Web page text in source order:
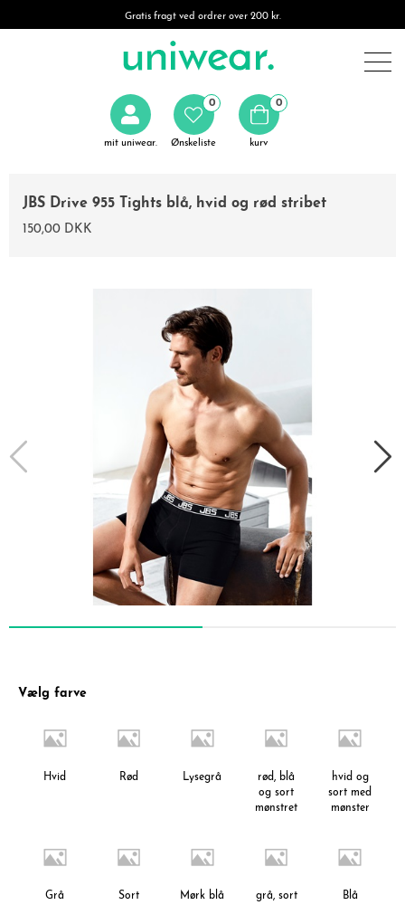
Gratis fragt ved ordrer over 200 kr.
mit uniwear. Ønskeliste
0 0
kurv
JBS Drive 955 Tights blå, hvid og rød stribet
150,00 DKK
Vælg farve
Hvid Rød Lysegrå
rød, blå
og sort
mønstret
hvid og
sort med
mønster
Grå Sort Mørk blå
grå, sort
Blå